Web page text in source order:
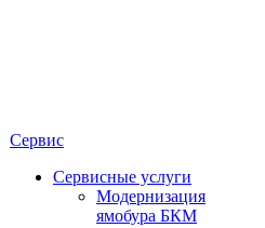
Сервис
Сервисные услуги
Модернизация
ямобура БКМ